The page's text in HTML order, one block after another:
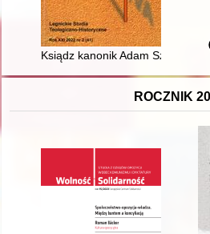
Ksiądz kanonik Adam Szczepan
ROCZNIK